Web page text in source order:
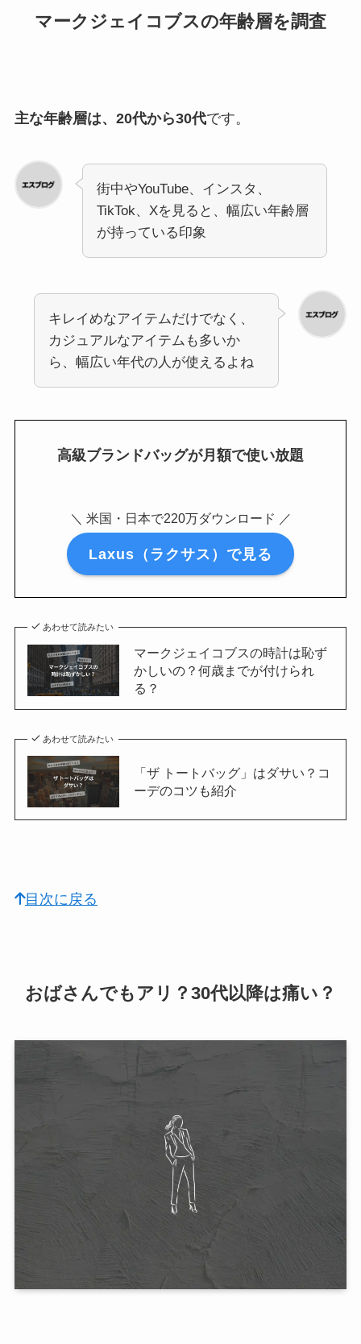
マークジェイコブスの年齢層を調査
主な年齢層は、20代から30代です。
街中やYouTube、インスタ、
TikTok、Xを見ると、幅広い年齢層
が持っている印象
キレイめなアイテムだけでなく、
カジュアルなアイテムも多いか
ら、幅広い年代の人が使えるよね
高級ブランドバッグが月額で使い放題
＼ 米国・日本で220万ダウンロード ／
Laxus（ラクサス）で見る
あわせて読みたい
マークジェイコブスの時計は恥ず
かしいの？何歳までが付けられ
る？
あわせて読みたい
「ザ トートバッグ」はダサい？コ
ーデのコツも紹介
目次に戻る
おばさんでもアリ？30代以降は痛い？